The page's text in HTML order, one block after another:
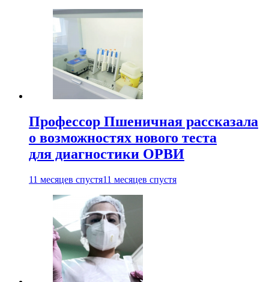
Профессор Пшеничная рассказала
о возможностях нового теста
для диагностики ОРВИ
11 месяцев спустя11 месяцев спустя